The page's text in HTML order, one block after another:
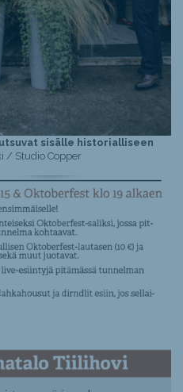
sisälle historialliseen
/ Studio Copper